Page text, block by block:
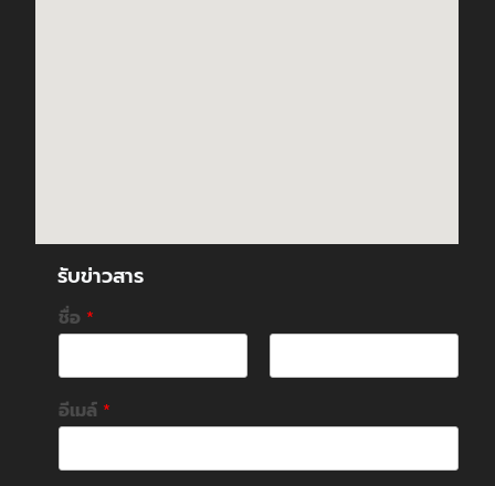
รับข่าวสาร
ชื่อ *
i
rอีเมล์ *